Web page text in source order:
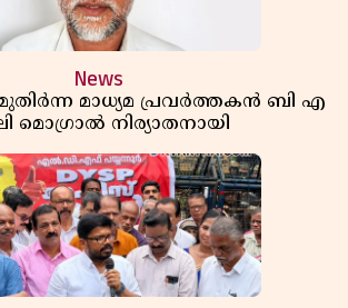
News
മുതിർന്ന മാധ്യമ പ്രവർത്തകൻ ബി എ
മൊഗ്രാൽ നിര്യാതനായി